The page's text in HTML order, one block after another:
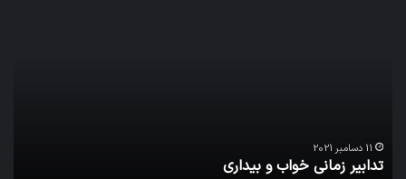
11 دسامبر 2021
تدابیر زمانی خواب و بیداری